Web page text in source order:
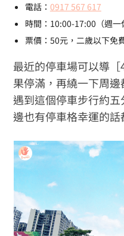
電話： 0917 567 617
時間：10:00-17:00（週一
票價：50元，二歲以下免
最近的停車場可以導
果停滿，再繞一下周
遇到這個停車步行約
邊也有停車格幸運的話